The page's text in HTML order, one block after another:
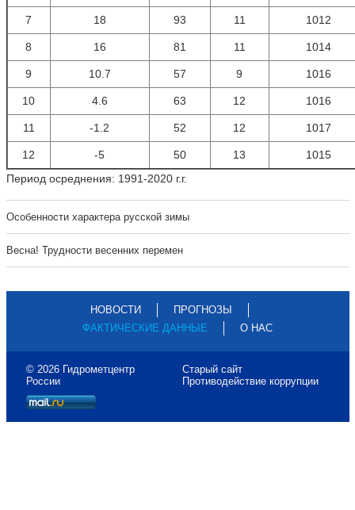
7 18 93 11 1012
8 16 81 11 1014
9 10.7 57 9 1016
10 4.6 63 12 1016
11 -1.2 52 12 1017
12 -5 50 13
1015
Период осреднения: 1991-2020 г.г.
Особенности характера русской зимы
Весна! Трудности весенних перемен
НОВОСТИ
ПРОГНОЗЫ
ФАКТИЧЕСКИЕ ДАННЫЕ
О НАС
© 2026 Гидрометцентр
России
Старый сайт
Противодействие коррупции